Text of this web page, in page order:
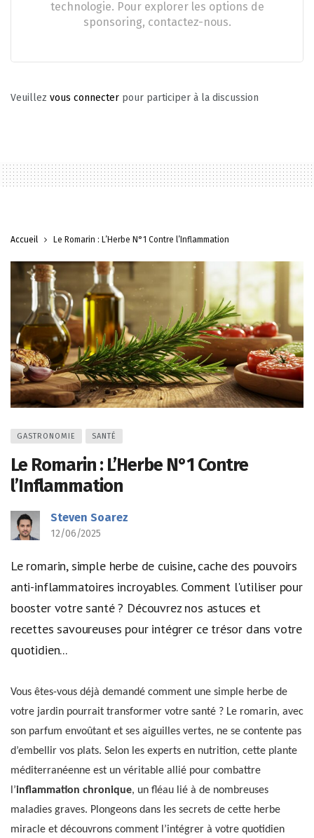
technologie. Pour explorer les options de
sponsoring, contactez-nous.
Veuillez vous connecter pour participer à la discussion
Accueil Le Romarin : L’Herbe N°1 Contre l’Inflammation
GASTRONOMIE SANTÉ
Le Romarin : L’Herbe N°1 Contre
l’Inflammation
Steven Soarez
12/06/2025
Le romarin, simple herbe de cuisine, cache des pouvoirs
anti-inflammatoires incroyables. Comment l'utiliser pour
booster votre santé ? Découvrez nos astuces et
recettes savoureuses pour intégrer ce trésor dans votre
quotidien...
Vous êtes-vous déjà demandé comment une simple herbe de
votre jardin pourrait transformer votre santé ? Le romarin, avec
son parfum envoûtant et ses aiguilles vertes, ne se contente pas
d’embellir vos plats. Selon les experts en nutrition, cette plante
méditerranéenne est un véritable allié pour combattre
l’inflammation chronique, un fléau lié à de nombreuses
maladies graves. Plongeons dans les secrets de cette herbe
miracle et découvrons comment l’intégrer à votre quotidien